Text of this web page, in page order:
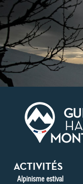
Aller au contenu principal
ACTIVITÉS
Alpinisme estival